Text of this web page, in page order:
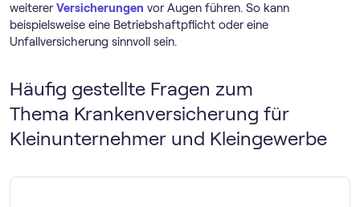
weitererVersicherungen vor Augen führen. So kann
beispielsweise eine Betriebshaftpflicht oder eine
Unfallversicherung sinnvoll sein.
Häufig gestellte Fragen zum
Thema Krankenversicherung für
Kleinunternehmer und Kleingewerbe